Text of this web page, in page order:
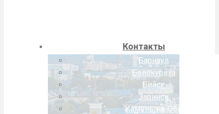
Контакты
Барнаул
Белокуриха
Бийск
Заринск
Камень-на-Оби